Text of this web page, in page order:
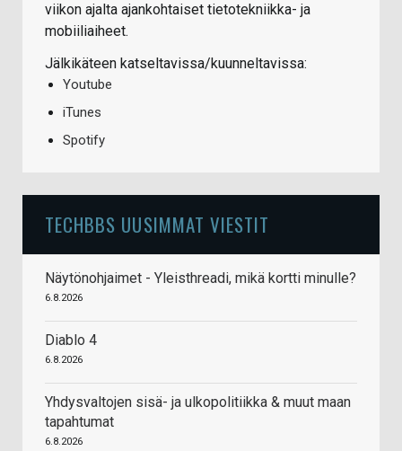
viikon ajalta ajankohtaiset tietotekniikka- ja
mobiiliaiheet.
Jälkikäteen katseltavissa/kuunneltavissa:
Youtube
iTunes
Spotify
TECHBBS UUSIMMAT VIESTIT
Näytönohjaimet - Yleisthreadi, mikä kortti minulle?
6.8.2026
Diablo 4
6.8.2026
Yhdysvaltojen sisä- ja ulkopolitiikka & muut maan
tapahtumat
6.8.2026